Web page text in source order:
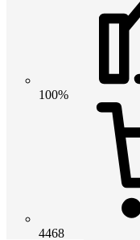
100%
4468